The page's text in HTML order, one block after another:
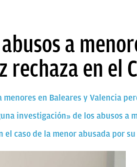
a
rechaza en el
menores en Baleares y Valencia
investigación» de los abusos a
caso de la menor abusada por